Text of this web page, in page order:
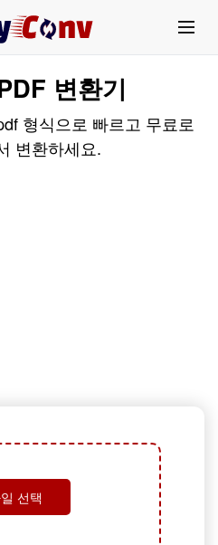
변환기
형식으로 빠르고 무료로
변환하세요.
선택